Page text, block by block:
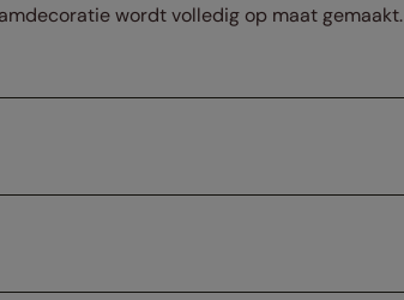
wordt volledig op maat gemaakt.